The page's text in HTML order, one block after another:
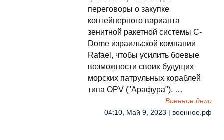
переговоры о закупке
контейнерного варианта
зенитной ракетной системы C-
Dome израильской компании
Rafael, чтобы усилить боевые
возможности своих будущих
морских патрульных кораблей
типа OPV ("Арафура"). …
Военное дело
04:10, Май 9, 2023 | военное.рф